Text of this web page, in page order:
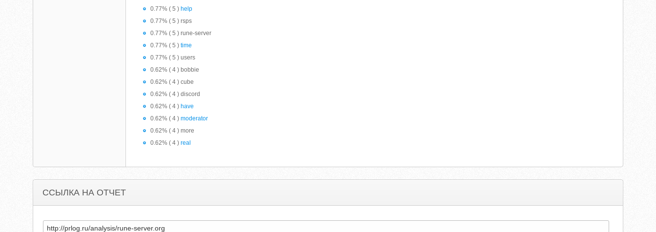
0.77% ( 5 ) help
0.77% ( 5 ) rsps
0.77% ( 5 ) rune-server
0.77% ( 5 )time
0.77% ( 5 ) users
0.62% ( 4 ) bobbie
0.62% ( 4 ) cube
0.62% ( 4 ) discord
0.62% ( 4 ) have
0.62% ( 4 )moderator
0.62% ( 4 ) more
0.62% ( 4 )real
ССЫЛКА НА ОТЧЕТ